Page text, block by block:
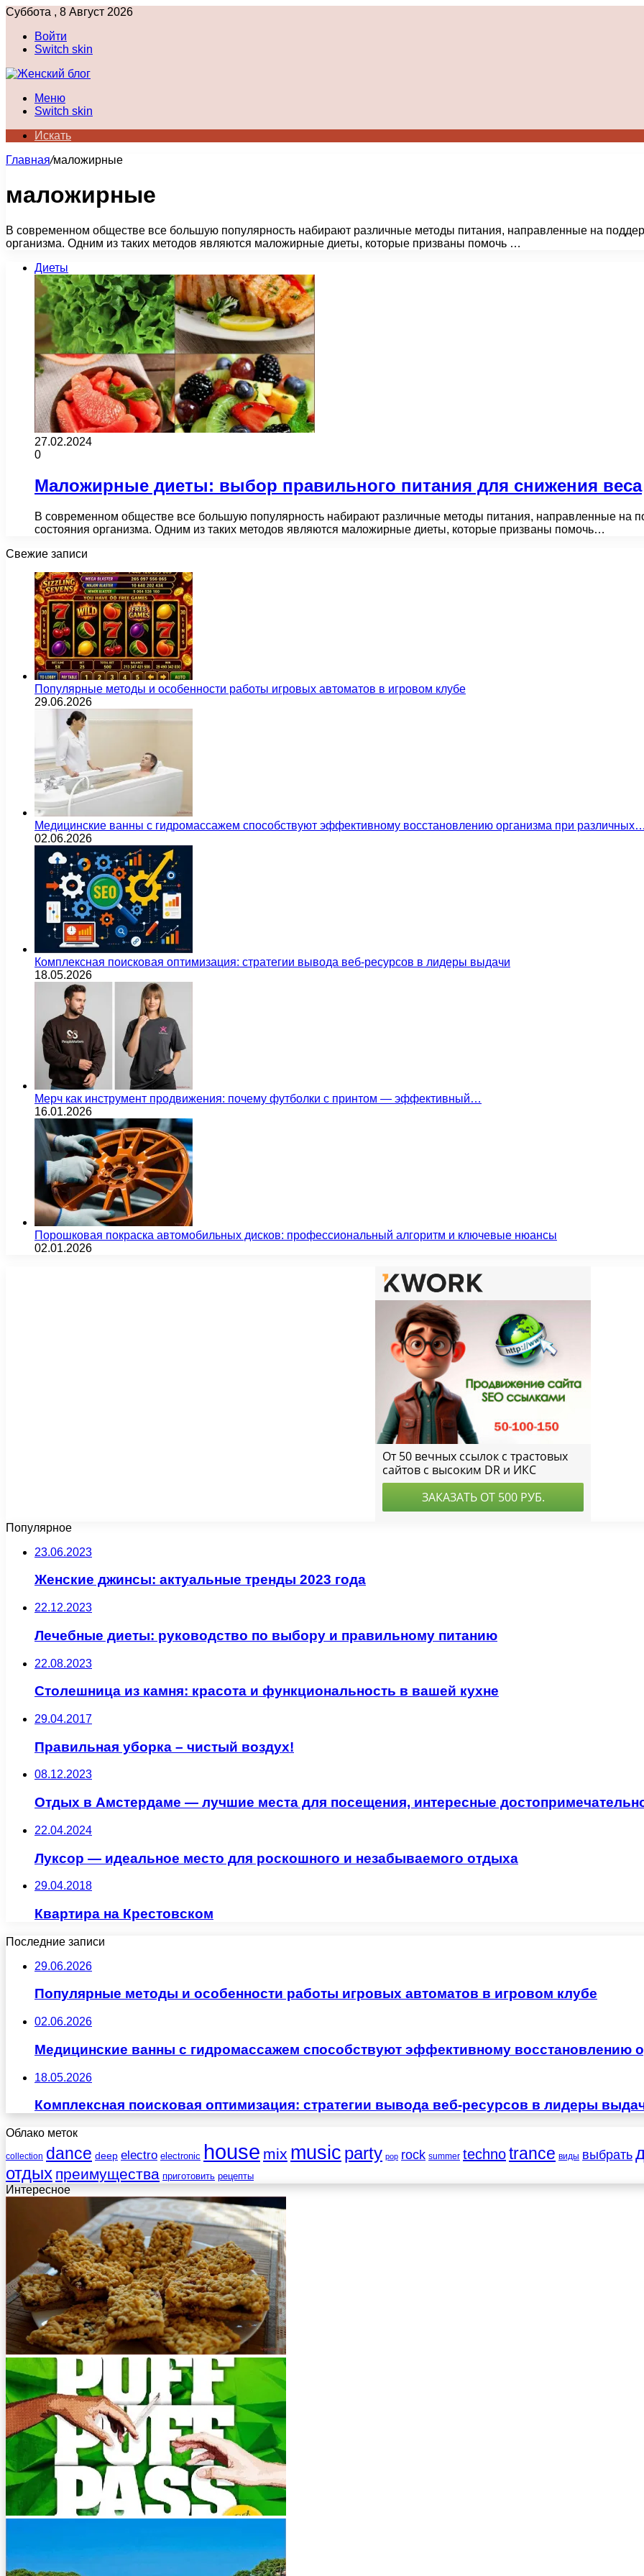
Суббота , 8 Август 2026
Войти
Switch skin
Меню
Switch skin
Искать
Главная/маложирные
маложирные
В современном обществе все большую популярность набирают различные методы питания, направленные на
организма. Одним из таких методов являются маложирные диеты, которые призваны помочь …
Диеты
27.02.2024
0
Маложирные диеты: выбор правильного питания для снижения веса
В современном обществе все большую популярность набирают различные методы питания, направленные на
состояния организма. Одним из таких методов являются маложирные диеты, которые призваны помочь…
Свежие записи
Популярные методы и особенности работы игровых автоматов в игровом клубе
29.06.2026
Медицинские ванны с гидромассажем способствуют эффективному восстановлению организма при
02.06.2026
Комплексная поисковая оптимизация: стратегии вывода веб-ресурсов в лидеры выдачи
18.05.2026
Мерч как инструмент продвижения: почему футболки с принтом — эффективный…
16.01.2026
Порошковая покраска автомобильных дисков: профессиональный алгоритм и ключевые нюансы
02.01.2026
Популярное
23.06.2023
Женские джинсы: актуальные тренды 2023 года
22.12.2023
Лечебные диеты: руководство по выбору и правильному питанию
22.08.2023
Столешница из камня: красота и функциональность в вашей кухне
29.04.2017
Правильная уборка – чистый воздух!
08.12.2023
Отдых в Амстердаме — лучшие места для посещения, интересные
22.04.2024
Луксор — идеальное место для роскошного и незабываемого отдыха
29.04.2018
Квартира на Крестовском
Последние записи
29.06.2026
Популярные методы и особенности работы игровых автоматов в игровом клубе
02.06.2026
Медицинские ванны с гидромассажем способствуют эффективному восстановлению
18.05.2026
Комплексная поисковая оптимизация: стратегии вывода веб-ресурсов в лидеры
Облако меток
collection dance deep electro electronic house mix music party pop rock summer technotrance виды выбрать
отдых преимущества приготовить рецепты
Интересное